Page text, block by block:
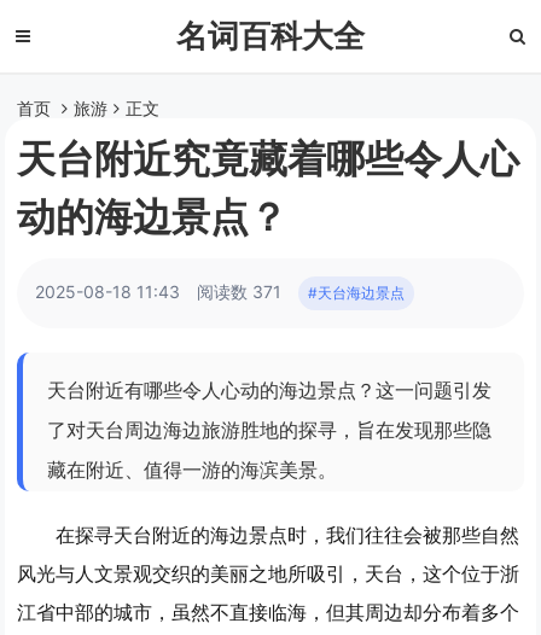
名词百科大全
首页 旅游 正文
天台附近究竟藏着哪些令人心
动的海边景点？
2025-08-18 11:43 阅读数 371 #天台海边景点
天台附近有哪些令人心动的海边景点？这一问题引发
了对天台周边海边旅游胜地的探寻，旨在发现那些隐
藏在附近、值得一游的海滨美景。
在探寻天台附近的海边景点时，我们往往会被那些自然
风光与人文景观交织的美丽之地所吸引，天台，这个位于浙
江省中部的城市，虽然不直接临海，但其周边却分布着多个